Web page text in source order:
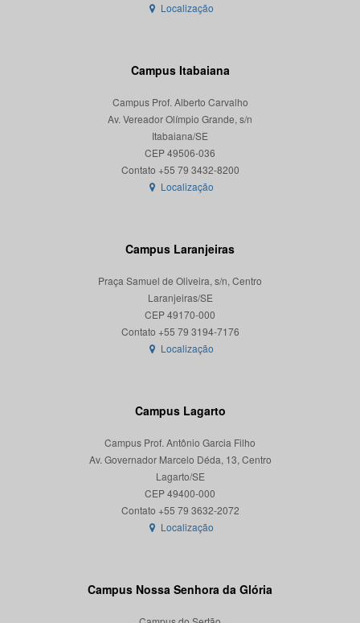
Localização
Campus Itabaiana
Campus Prof. Alberto Carvalho
Av. Vereador Olímpio Grande, s/n
Itabaiana/SE
CEP 49506-036
Localização
Campus Laranjeiras
Praça Samuel de Oliveira, s/n, Centro
Laranjeiras/SE
CEP 49170-000
Localização
Campus Lagarto
Campus Prof. Antônio Garcia Filho
Av. Governador Marcelo Déda, 13, Centro
Lagarto/SE
CEP 49400-000
Localização
Campus Nossa Senhora da Glória